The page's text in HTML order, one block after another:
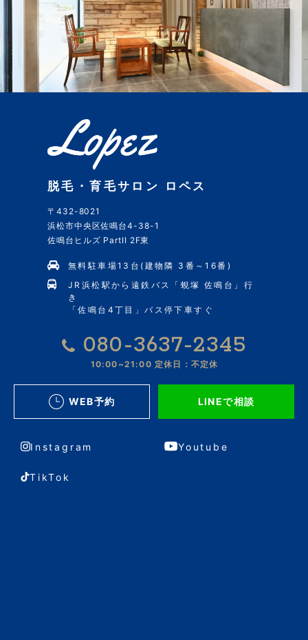
脱毛・育毛サロン ロペス
〒432-8021
浜松市中央区佐鳴台4-38-1
佐鳴台ヒルズ PartII 2F東
無料駐車場13台(建物隣 3番～16番)
JR浜松駅から遠鉄バス「蜆塚 佐鳴台」行
き
「佐鳴台4丁目」バス停下車すぐ
080-3637-2345
10:00~21:00 定休日：不定休
WEB予約 LINEで相談
Instagram Youtube
TikTok